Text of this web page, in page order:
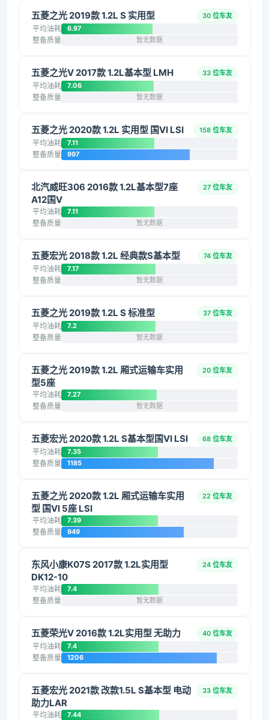
五菱之光 2019款 1.2L S 实用型 30 位车友
平均油耗 6.97
整备质量 暂无数据
五菱之光V 2017款 1.2L基本型 LMH 33 位车友
平均油耗 7.06
整备质量 暂无数据
五菱之光 2020款 1.2L 实用型 国VI LSI 158 位车友
平均油耗 7.11
整备质量 997
北汽威旺306 2016款 1.2L基本型7座
A12国V
27 位车友
平均油耗 7.11
整备质量 暂无数据
五菱宏光 2018款 1.2L 经典款S基本型 74 位车友
平均油耗 7.17
整备质量 暂无数据
五菱之光 2019款 1.2L S 标准型 37 位车友
平均油耗 7.2
整备质量 暂无数据
五菱之光 2019款 1.2L 厢式运输车实用
型5座
20 位车友
平均油耗 7.27
整备质量 暂无数据
五菱宏光 2020款 1.2L S基本型国VI LSI 68 位车友
平均油耗 7.35
整备质量 1185
五菱之光 2020款 1.2L 厢式运输车实用
型 国VI 5座 LSI
22 位车友
平均油耗 7.39
整备质量 949
东风小康K07S 2017款 1.2L实用型
DK12-10
24 位车友
平均油耗 7.4
整备质量 暂无数据
五菱荣光V 2016款 1.2L实用型 无助力 40 位车友
平均油耗 7.4
整备质量 1206
五菱宏光 2021款 改款1.5L S基本型 电动
助力LAR
33 位车友
平均油耗 7.44